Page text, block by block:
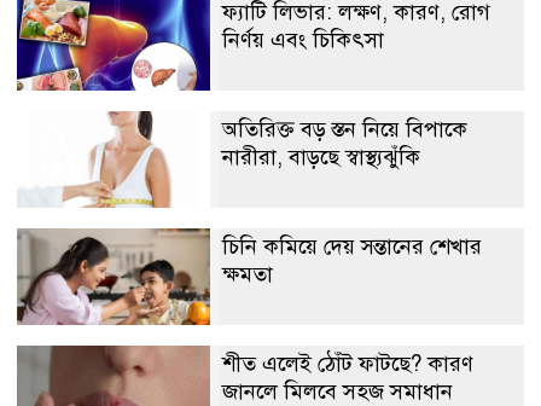
ফ্যাটি লিভার: লক্ষণ, কারণ, রোগ
নির্ণয় এবং চিকিৎসা
অতিরিক্ত বড় স্তন নিয়ে বিপাকে
নারীরা, বাড়ছে স্বাস্থ্যঝুঁকি
চিনি কমিয়ে দেয় সন্তানের শেখার
ক্ষমতা
শীত এলেই ঠোঁট ফাটছে? কারণ
জানলে মিলবে সহজ সমাধান